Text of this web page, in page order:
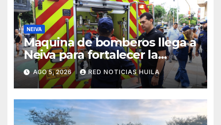
NEIVA
Maquina de bomberos llega a
Neiva para fortalecer la
asistencia en las
emergencias ocasionadas por
el fenómeno del niño
AGO 5, 2026 RED NOTICIAS HUILA